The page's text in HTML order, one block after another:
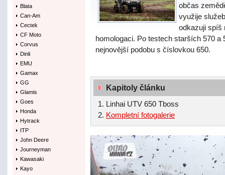
Blata
Can-Am
Cectek
CF Moto
Corvus
Dinli
EMU
Gamax
GG
Glamis
Goes
Honda
Hytrack
ITP
John Deere
Journeyman
Kawasaki
Kayo
občas
využije
odkazuji spíš
homologaci. Po testech starších 570
nejnovější podobu s číslovkou 650.
Kapitoly článku
Linhai UTV 650 Tboss
Kompletní fotogalerie